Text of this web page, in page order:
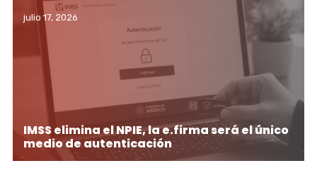
julio 17, 2026
IMSS elimina el NPIE, la e.firma será el único
medio de autenticación